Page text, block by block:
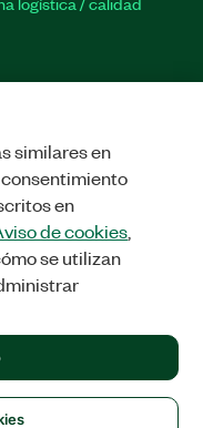
TwitterFacebook
LinkedIn
LOS DERECHOS
similares en
en
de cookies
se utilizan